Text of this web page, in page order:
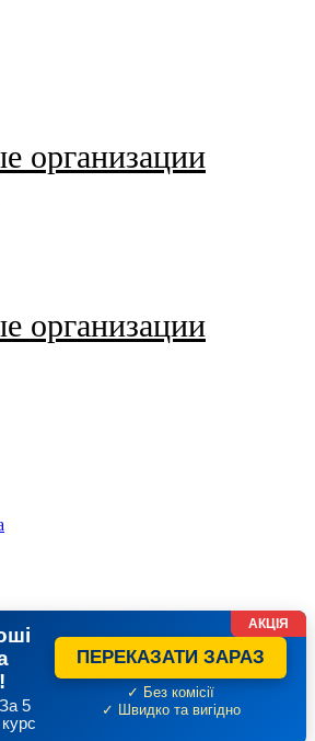
организации
организации
5
ПЕРЕКАЗАТИ ЗАРАЗ
✓ Без комісії
✓ Швидко та вигідно
АКЦІЯ